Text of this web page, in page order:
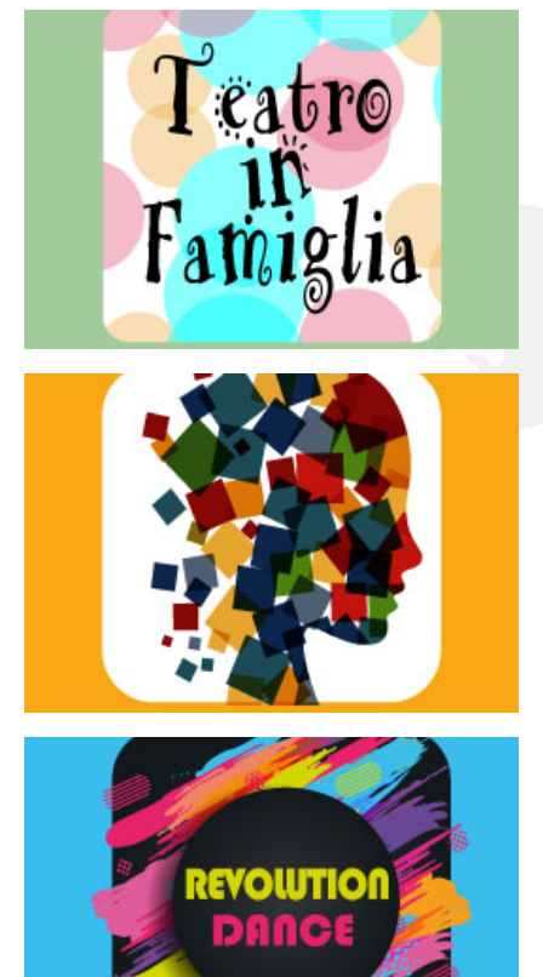
Teatro in famiglia
Teatro In Famiglia è una rassegna di teatro concepita
per far condividere e godere del teatro all’intera
famiglia.
Continua
Tracce dinamiche
Tracce Dinamiche è una rassegna di teatro
d’innovazione e sperimentale.
Continua
Revolution Dance
Rassegna di danza contemporanea – I Edizione